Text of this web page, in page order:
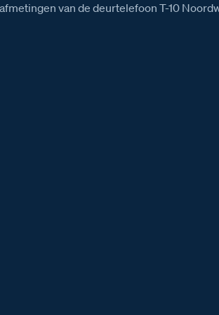
van de deurtelefoon T-10